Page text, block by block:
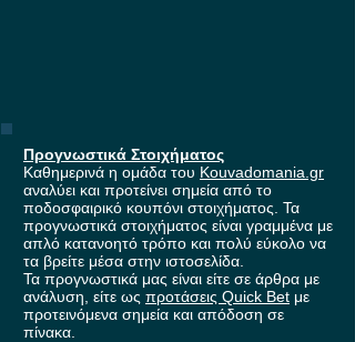
Προγνωστικά Στοιχήματος
Καθημερινά η ομάδα του Kouvadomania.gr
αναλύει και προτείνει σημεία από το
ποδοσφαιρικό κουπόνι στοιχήματος. Τα
προγνωστικά στοιχήματος είναι γραμμένα με
απλό κατανοητό τρόπο και πολύ εύκολο να
τα βρείτε μέσα στην ιστοσελίδα.
Τα προγνωστικά μας είναι είτε σε άρθρα με
ανάλυση, είτε ως προτάσεις Quick Bet με
προτεινόμενα σημεία και απόδοση σε
πίνακα.